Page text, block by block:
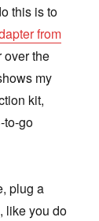
this is to
from
over the
my
kit,
to-go
plug a
like you do